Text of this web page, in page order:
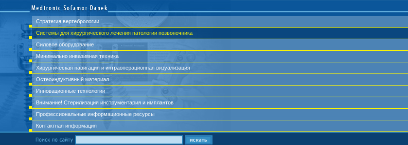
Стратегия вертебрологии
Системы для хирургического лечения патологии позвоночника
Силовое оборудование
Минимально инвазивная техника
Хирургическая навигация и интраоперационная визуализация
Остеоиндуктивный материал
Инновационные технологии
Внимание! Стерилизация инструментария и имплантов
Профессиональные информационные ресурсы
Контактная информация